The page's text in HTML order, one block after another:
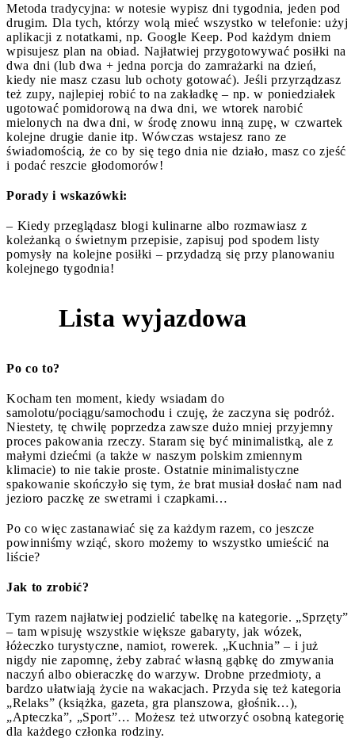
Metoda tradycyjna: w notesie wypisz dni tygodnia, jeden pod
drugim. Dla tych, którzy wolą mieć wszystko w telefonie: użyj
aplikacji z notatkami, np. Google Keep. Pod każdym dniem
wpisujesz plan na obiad. Najłatwiej przygotowywać posiłki na
dwa dni (lub dwa + jedna porcja do zamrażarki na dzień,
kiedy nie masz czasu lub ochoty gotować). Jeśli przyrządzasz
też zupy, najlepiej robić to na zakładkę – np. w poniedziałek
ugotować pomidorową na dwa dni, we wtorek narobić
mielonych na dwa dni, w środę znowu inną zupę, w czwartek
kolejne drugie danie itp. Wówczas wstajesz rano ze
świadomością, że co by się tego dnia nie działo, masz co zjeść
i podać reszcie głodomorów!
Porady i wskazówki:
– Kiedy przeglądasz blogi kulinarne albo rozmawiasz z
koleżanką o świetnym przepisie, zapisuj pod spodem listy
pomysły na kolejne posiłki – przydadzą się przy planowaniu
kolejnego tygodnia!
Lista wyjazdowa
Po co to?
Kocham ten moment, kiedy wsiadam do
samolotu/pociągu/samochodu i czuję, że zaczyna się podróż.
Niestety, tę chwilę poprzedza zawsze dużo mniej przyjemny
proces pakowania rzeczy. Staram się być minimalistką, ale z
małymi dziećmi (a także w naszym polskim zmiennym
klimacie) to nie takie proste. Ostatnie minimalistyczne
spakowanie skończyło się tym, że brat musiał dosłać nam nad
jezioro paczkę ze swetrami i czapkami…
Po co więc zastanawiać się za każdym razem, co jeszcze
powinniśmy wziąć, skoro możemy to wszystko umieścić na
liście?
Jak to zrobić?
Tym razem najłatwiej podzielić tabelkę na kategorie. „Sprzęty”
– tam wpisuję wszystkie większe gabaryty, jak wózek,
łóżeczko turystyczne, namiot, rowerek. „Kuchnia” – i już
nigdy nie zapomnę, żeby zabrać własną gąbkę do zmywania
naczyń albo obieraczkę do warzyw. Drobne przedmioty, a
bardzo ułatwiają życie na wakacjach. Przyda się też kategoria
„Relaks” (książka, gazeta, gra planszowa, głośnik…),
„Apteczka”, „Sport”… Możesz też utworzyć osobną kategorię
dla każdego członka rodziny.